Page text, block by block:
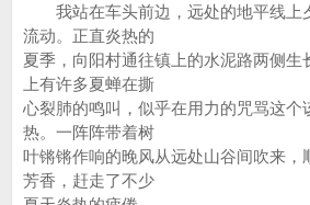
我站在车头前边，远处的地平线上
流动。正直炎热的
夏季，向阳村通往镇上的水泥路两侧生
上有许多夏蝉在撕
心裂肺的鸣叫，似乎在用力的咒骂这个
热。一阵阵带着树
叶锵锵作响的晚风从远处山谷间吹来，
芳香，赶走了不少